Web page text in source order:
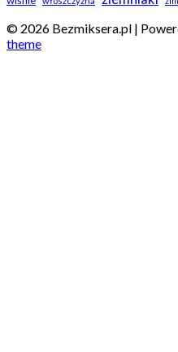
© 2026 Bezmiksera.pl |
theme